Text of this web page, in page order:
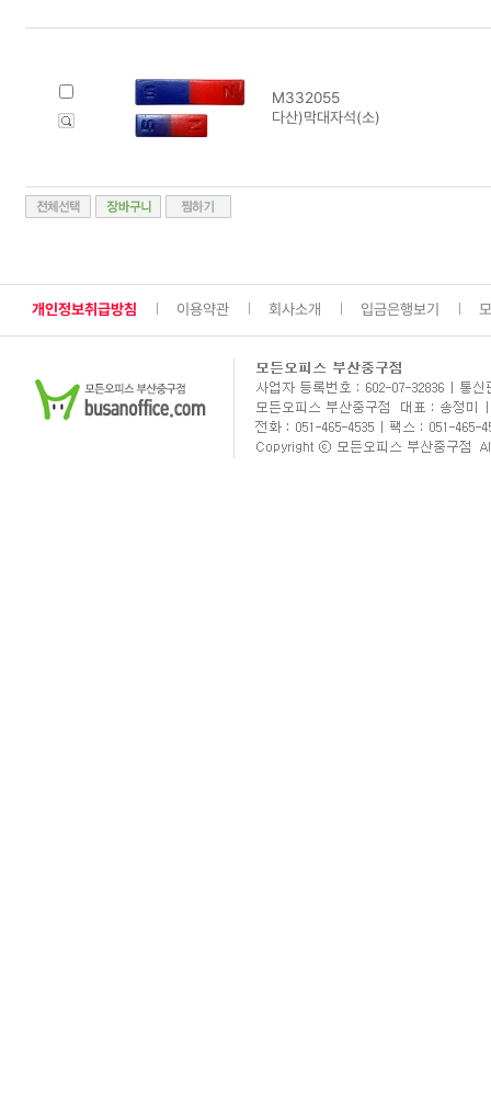
M332055
다산)막대자석(소)
개인정보취급방침 이용약관 회사소개 입금은행보기